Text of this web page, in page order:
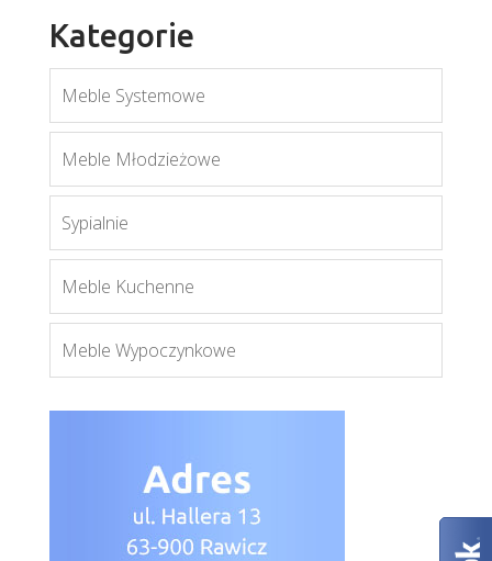
Lionel LI15
Kategorie
Meble Systemowe
Meble Młodzieżowe
Sypialnie
Meble Kuchenne
Meble Wypoczynkowe